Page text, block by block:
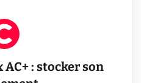
: stocker son